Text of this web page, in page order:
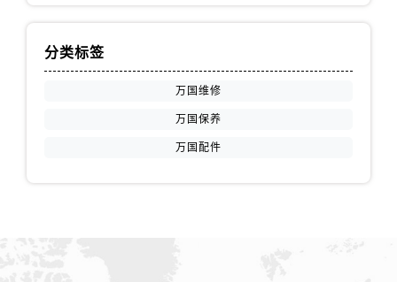
江苏省宿迁市宿城区西湖路万国售后服务中心（需提前预约）
分类标签
万国维修
万国保养
万国配件